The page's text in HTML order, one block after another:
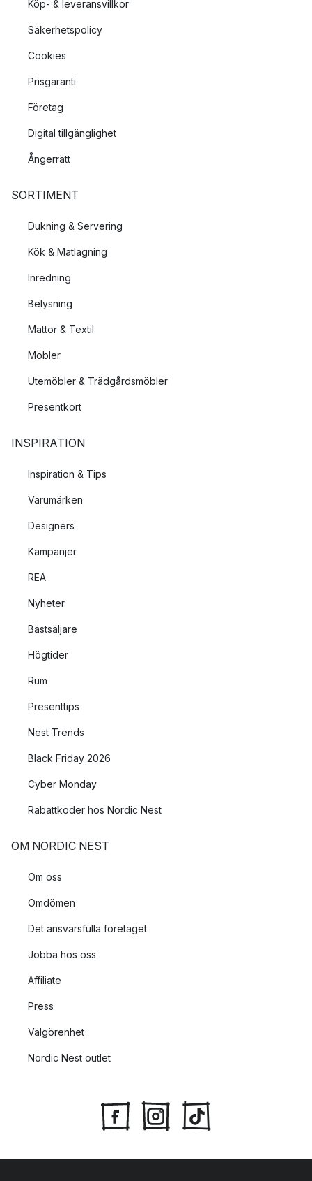
Köp- & leveransvillkor
Säkerhetspolicy
Cookies
Prisgaranti
Företag
Digital tillgänglighet
Ångerrätt
SORTIMENT
Dukning & Servering
Kök & Matlagning
Inredning
Belysning
Mattor & Textil
Möbler
Utemöbler & Trädgårdsmöbler
Presentkort
INSPIRATION
Inspiration & Tips
Varumärken
Designers
Kampanjer
REA
Nyheter
Bästsäljare
Högtider
Rum
Presenttips
Nest Trends
Black Friday 2026
Cyber Monday
Rabattkoder hos Nordic Nest
OM NORDIC NEST
Om oss
Omdömen
Det ansvarsfulla företaget
Jobba hos oss
Affiliate
Press
Välgörenhet
Nordic Nest outlet